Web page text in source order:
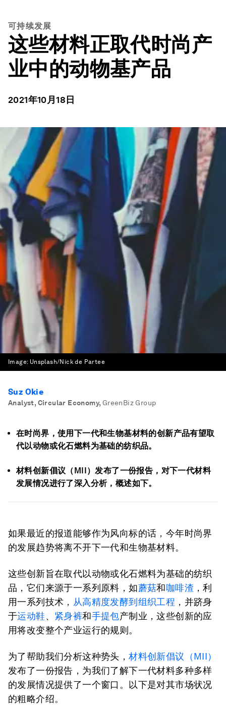
可持续发展
这些材料正取代时尚产
业中的动物基产品
2021年10月18日
Image: Unsplash/Nick de Partee
Suz Okie
Analyst, Circular Economy, GreenBiz Group
在时尚界，使用下一代和生物基材料的创新产品有望取
代以动物或化石燃料为基础的纺织品。
材料创新倡议（MII）发布了一份报告，对下一代材料
发展情况进行了深入分析，概述如下。
如果最近的报道能够作为风向标的话，今年时尚界
的发展趋势将离不开下一代和生物基材料。
这些创新旨在取代以动物或化石燃料为基础的纺织
品，它们来源于一系列原料，如蘑菇和咖啡渣 ，利
用一系列技术， 从高精度发酵到组织工程 ，并跻身
于运动鞋、 紧身裤和手提包产制业，这些创新的应
用将改变整个产业运行的规则。
为了帮助我们分析这种势头，材料创新倡议（MII）
发布了一份报告，为我们了解下一代材料多种多样
的发展情况提供了一个窗口。以下是对其市场状况
的粗略介绍。